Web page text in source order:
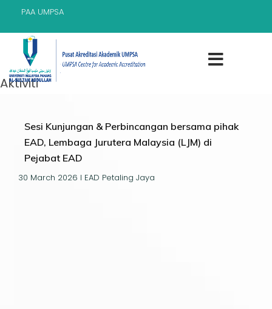
PAA UMPSA
Aktiviti
Sesi Kunjungan & Perbincangan bersama pihak
EAD, Lembaga Jurutera Malaysia (LJM) di
Pejabat EAD
30 March 2026 I EAD Petaling Jaya